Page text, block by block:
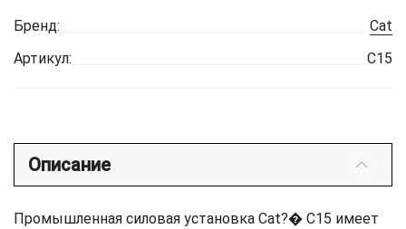
Бренд:
Cat
Артикул:
C15
Описание
Промышленная силовая установка Cat?� C15 имеет